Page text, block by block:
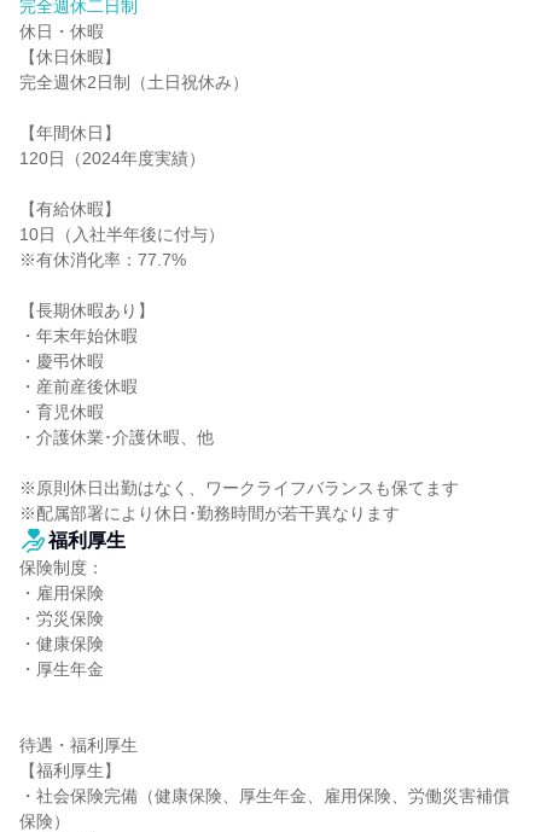
完全週休二日制
休日・休暇
【休日休暇】
完全週休2日制（土日祝休み）
【年間休日】
120日（2024年度実績）
【有給休暇】
10日（入社半年後に付与）
※有休消化率：77.7%
【長期休暇あり】
・年末年始休暇
・慶弔休暇
・産前産後休暇
・育児休暇
・介護休業･介護休暇、他
※原則休日出勤はなく、ワークライフバランスも保てます
※配属部署により休日･勤務時間が若干異なります
福利厚生
保険制度：
・雇用保険
・労災保険
・健康保険
・厚生年金
待遇・福利厚生
【福利厚生】
・社会保険完備（健康保険、厚生年金、雇用保険、労働災害補償
保険）